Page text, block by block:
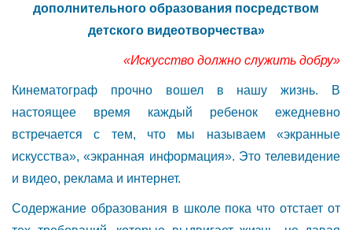
дополнительного образования посредством
детского видеотворчества»
«Искусство должно служить добру»
Кинематограф прочно вошел в нашу жизнь. В
настоящее время каждый ребенок ежедневно
встречается с тем, что мы называем «экранные
искусства», «экранная информация». Это телевидение
и видео, реклама и интернет.
Содержание образования в школе пока что отстает от